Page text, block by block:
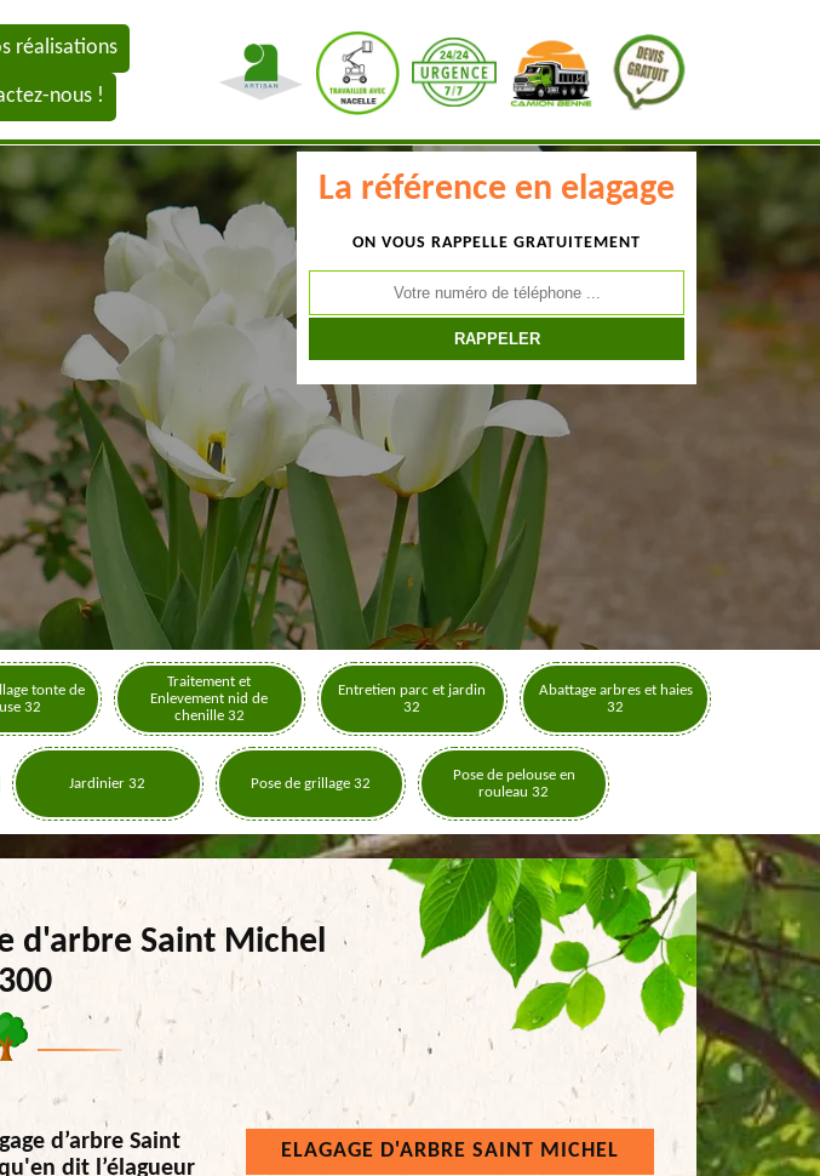
réalisations
nous !
La référence en elagage
ON VOUS RAPPELLE GRATUITEMENT
tonte de
32
Traitement et
Enlevement nid de
chenille 32
Entretien parc et jardin
32
Abattage arbres et haies
32
Jardinier 32 Pose de grillage 32
Pose de pelouse en
rouleau 32
d'arbre Saint Michel
d’arbre Saint
dit l’élagueur
ELAGAGE D'ARBRE SAINT MICHEL